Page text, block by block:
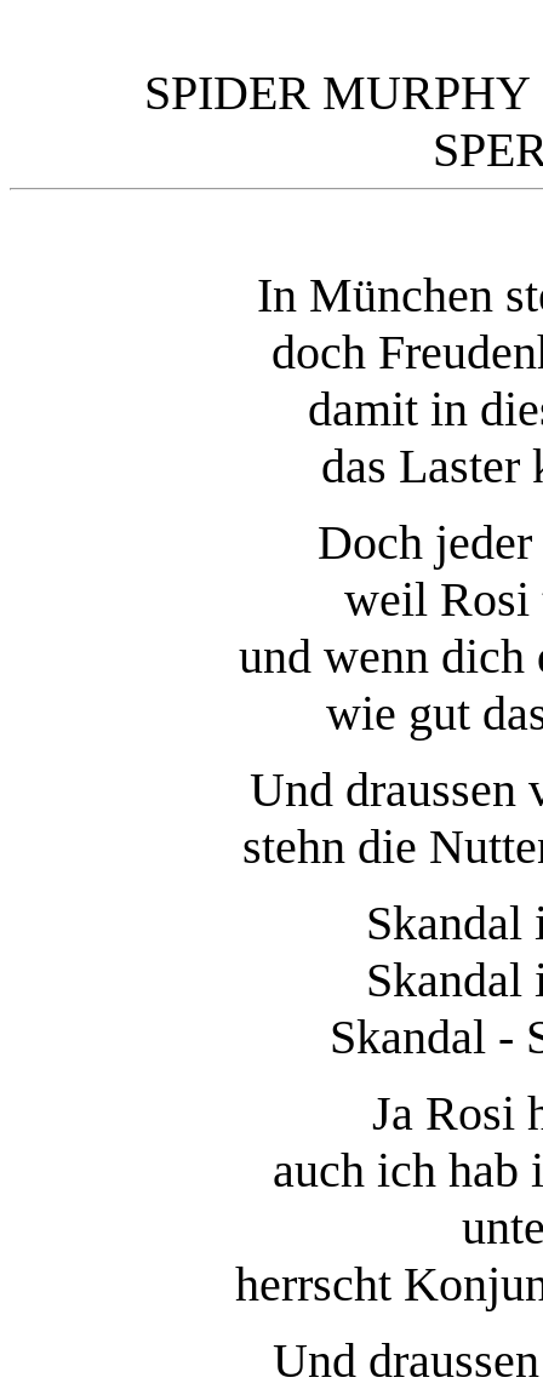
SPIDER
In München
doch
damit in
das Laster
Doch
weil Rosi
und wenn dich
wie gut
Und draussen
stehn die
Skandal
Skandal
Skandal -
Ja Rosi
auch ich hab
herrscht
Und